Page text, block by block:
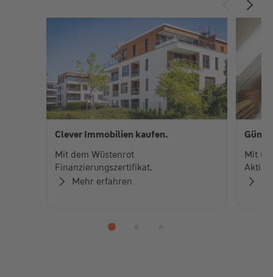
Clever Immobilien kaufen.
Mit dem Wüstenrot
Finanzierungszertifikat.
Mehr erfahren
Mit